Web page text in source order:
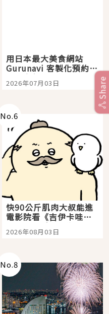
用日本最大美食網站
Gurunavi 客製化預約九
大都市餐廳，打造專屬
美食體驗！
2026年07月03日
No.6
快90公斤肌肉大叔能進
電影院看《吉伊卡哇》
嗎？日本重金屬樂團
「打首」會長與nagano
2026年08月03日
No.8
Share